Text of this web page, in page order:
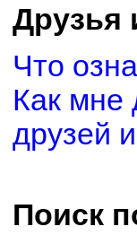
Друзья
Что
Как мне
друзей
Поиск